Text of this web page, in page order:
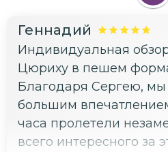
Геннадий
Индивидуальная
Цюриху в пешем
Благодаря Сергею, мы
большим
часа пролетели
всего интересного за